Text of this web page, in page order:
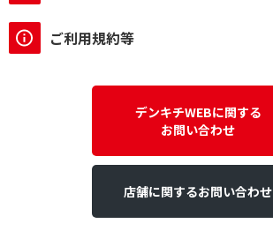
ご利用規約等
デンキチWEBに関する
お問い合わせ
店舗に関するお問い合わせ